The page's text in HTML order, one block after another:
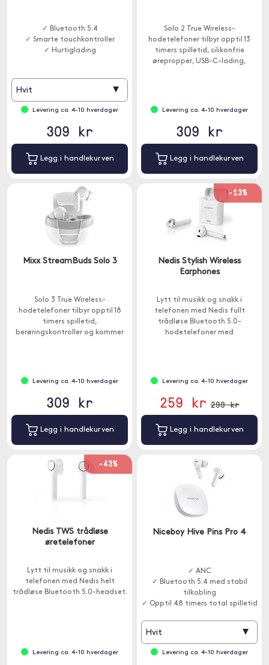
✓ Bluetooth 5.4
✓ Smarte touchkontroller
✓ Hurtiglading
Hvit ▾
Levering ca. 4-10 hverdager
309 kr
Legg i handlekurven
Solo 2 True Wireless-
hodetelefoner tilbyr opptil 13
timers spilletid, silikonfrie
ørepropper, USB-C-lading,
Levering ca. 4-10 hverdager
309 kr
Legg i handlekurven
Mixx StreamBuds Solo 3
Solo 3 True Wireless-
hodetelefoner tilbyr opptil 18
timers spilletid,
berøringskontroller og kommer
Levering ca. 4-10 hverdager
309 kr
Legg i handlekurven
-13%
Nedis Stylish Wireless
Earphones
Lytt til musikk og snakk i
telefonen med Nedis fullt
trådløse Bluetooth 5.0-
hodetelefoner med
Levering ca. 4-10 hverdager
259 kr 299 kr
Legg i handlekurven
-43%
Nedis TWS trådløse
øretelefoner
Lytt til musikk og snakk i
telefonen med Nedis helt
trådløse Bluetooth 5.0-headset.
Levering ca. 4-10 hverdager
Niceboy Hive Pins Pro 4
✓ ANC
✓ Bluetooth 5.4 med stabil
tilkobling
✓ Opptil 48 timers total spilletid
Hvit ▾
Levering ca. 4-10 hverdager